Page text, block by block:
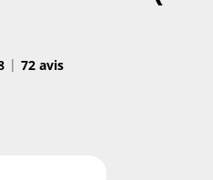
72 avis